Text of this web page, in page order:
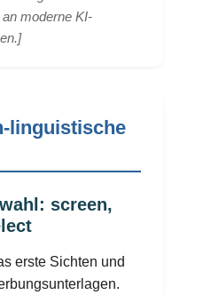
moderne KI-
]
linguistische
screen,
erste Sichten und